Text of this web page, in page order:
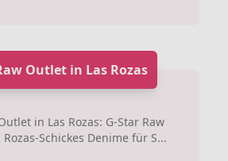
Outlet in Las Rozas
in Las Rozas: G-Star Raw
Schickes Denime für S...